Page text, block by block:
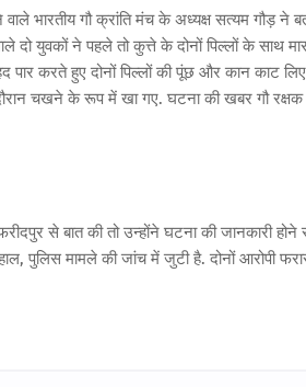
भारतीय गौ क्रांति मंच के अध्यक्ष सत्यम गौड़ ने
दो युवकों ने पहले तो कुत्ते के दोनों पिल्लों के साथ
पार करते हुए दोनों पिल्लों की पूंछ और कान काट
चखने के रूप में खा गए. घटना की खबर गौ रक्षक
से बात की तो उन्होंने घटना की जानकारी
पुलिस मामले की जांच में जुटी है. दोनों आरोपी